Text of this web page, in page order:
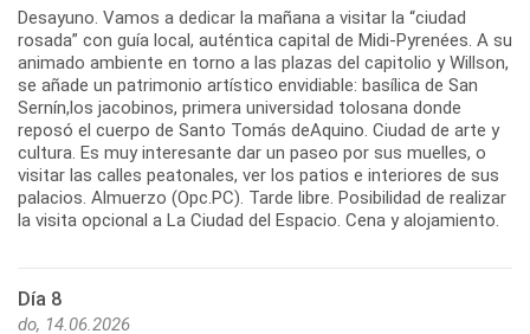
Desayuno. Vamos a dedicar la mañana a visitar la “ciudad
rosada” con guía local, auténtica capital de Midi-Pyrenées. A su
animado ambiente en torno a las plazas del capitolio y Willson,
se añade un patrimonio artístico envidiable: basílica de San
Sernín,los jacobinos, primera universidad tolosana donde
reposó el cuerpo de Santo Tomás deAquino. Ciudad de arte y
cultura. Es muy interesante dar un paseo por sus muelles, o
visitar las calles peatonales, ver los patios e interiores de sus
palacios. Almuerzo (Opc.PC). Tarde libre. Posibilidad de realizar
la visita opcional a La Ciudad del Espacio. Cena y alojamiento.
Día 8
do, 14.06.2026